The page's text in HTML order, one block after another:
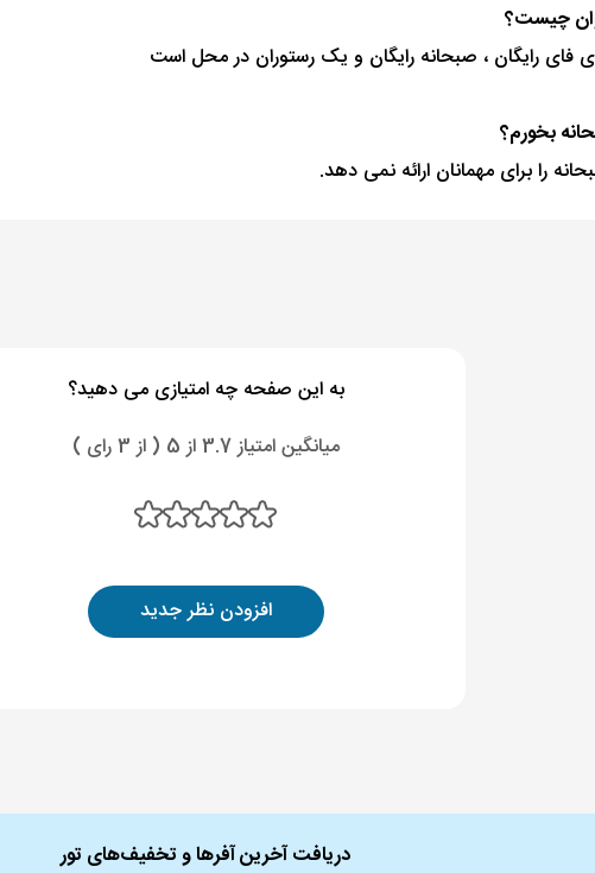
چیست؟
فای رایگان ، صبحانه رایگان و یک رستوران در محل است
بخورم؟
به این صفحه چه امتیازی می دهید؟
میانگین امتیاز 3.7 از 5 ( از 3 رای )
افزودن نظر جدید
دریافت آخرین آفرها و تخفیف‌های تور